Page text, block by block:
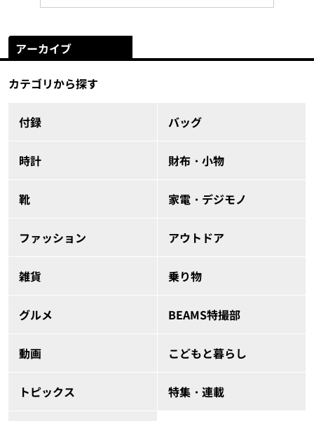
アーカイブ
カテゴリから探す
付録 バッグ
時計 財布・小物
靴 家電・デジモノ
ファッション アウトドア
雑貨 乗り物
グルメ BEAMS特撮部
動画 こどもと暮らし
トピックス 特集・連載